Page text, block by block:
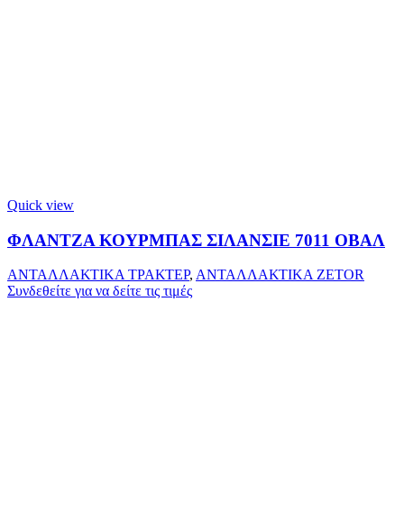
Quick view
ΦΛΑΝΤΖΑ ΚΟΥΡΜΠΑΣ ΣΙΛΑΝΣΙΕ 7011 ΟΒΑΛ
ΑΝΤΑΛΛΑΚΤΙΚΑ ΤΡΑΚΤΕΡ, ΑΝΤΑΛΛΑΚΤΙΚΑ ZETOR
Συνδεθείτε για να δείτε τις τιμές